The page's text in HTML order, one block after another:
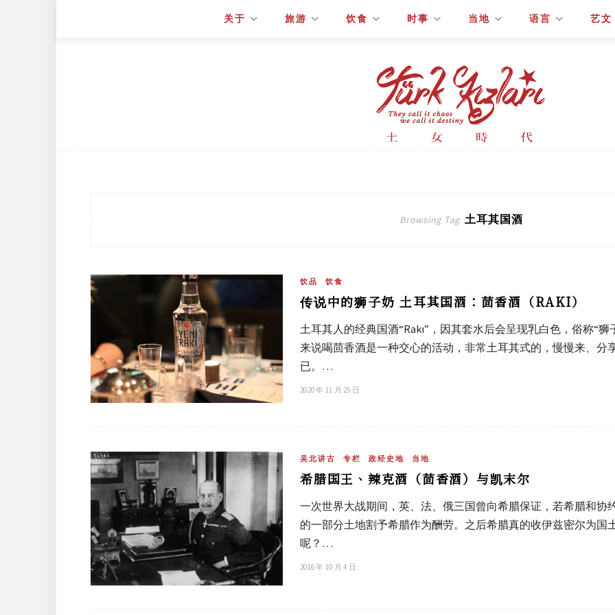
关于 旅游 饮食 时事 当地 语言 艺文
Browsing Tag 土耳其国酒
饮品 饮食
传说中的狮子奶 土耳其国酒：茴香酒（RAKI）
土耳其人的经典国酒“Rakı”，因其套水后会呈现乳白色，俗称“
来说喝茴香酒是一种交心的活动，非常土耳其式的，慢慢来、分
已。…
2020 年 11 月 25 日
吴北讲古 专栏 政经史地 当地
希腊国王、辣克酒（茴香酒）与凯末尔
一次世界大战期间，英、法、俄三国曾向希腊保证，若希腊和协
的一部分土地割予希腊作为酬劳。之后希腊真的收伊兹密尔为国
呢？…
2016 年 10 月 4 日